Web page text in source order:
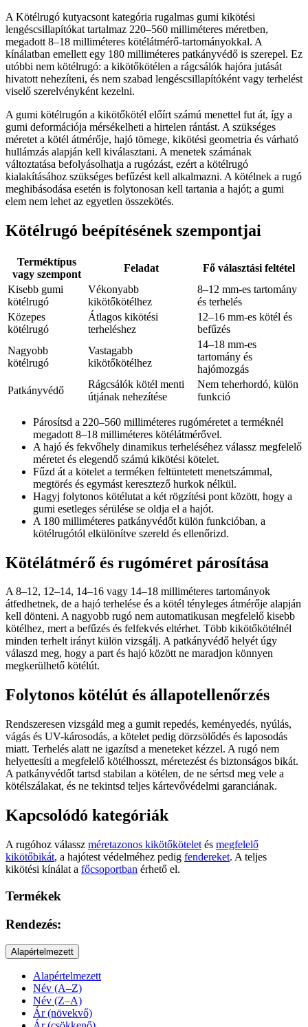
A Kötélrugó kutyacsont kategória rugalmas gumi kikötési
lengéscsillapítókat tartalmaz 220–560 milliméteres méretben,
megadott 8–18 milliméteres kötélátmérő-tartományokkal. A
kínálatban emellett egy 180 milliméteres patkányvédő is szerepel. Ez
utóbbi nem kötélrugó: a kikötőkötélen a rágcsálók hajóra jutását
hivatott nehezíteni, és nem szabad lengéscsillapítóként vagy terhelést
viselő szerelvényként kezelni.
A gumi kötélrugón a kikötőkötél előírt számú menettel fut át, így a
gumi deformációja mérsékelheti a hirtelen rántást. A szükséges
méretet a kötél átmérője, hajó tömege, kikötési geometria és várható
hullámzás alapján kell kiválasztani. A menetek számának
változtatása befolyásolhatja a rugózást, ezért a kötélrugó
kialakításához szükséges befűzést kell alkalmazni. A kötélnek a rugó
meghibásodása esetén is folytonosan kell tartania a hajót; a gumi
elem nem lehet az egyetlen összekötés.
Kötélrugó beépítésének szempontjai
Terméktípus
vagy szempont
Feladat
Fő választási feltétel
Kisebb gumi
kötélrugó
Vékonyabb
kikötőkötélhez
8–12 mm-es tartomány
és terhelés
Közepes
kötélrugó
Átlagos kikötési
terheléshez
12–16 mm-es kötél és
befűzés
Nagyobb
kötélrugó
Vastagabb
kikötőkötélhez
14–18 mm-es
tartomány és
hajómozgás
Patkányvédő
Rágcsálók kötél menti
útjának nehezítése
Nem teherhordó, külön
funkció
Párosítsd a 220–560 milliméteres rugóméretet a terméknél
megadott 8–18 milliméteres kötélátmérővel.
A hajó és fekvőhely dinamikus terheléséhez válassz megfelelő
méretet és elegendő számú kikötési kötelet.
Fűzd át a kötelet a terméken feltüntetett menetszámmal,
megtörés és egymást keresztező hurkok nélkül.
Hagyj folytonos kötélutat a két rögzítési pont között, hogy a
gumi esetleges sérülése se oldja el a hajót.
A 180 milliméteres patkányvédőt külön funkcióban, a
kötélrugótól elkülönítve szereld és ellenőrizd.
Kötélátmérő és rugóméret párosítása
A 8–12, 12–14, 14–16 vagy 14–18 milliméteres tartományok
átfedhetnek, de a hajó terhelése és a kötél tényleges átmérője alapján
kell dönteni. A nagyobb rugó nem automatikusan megfelelő kisebb
kötélhez, mert a befűzés és felfekvés eltérhet. Több kikötőkötélnél
minden terhelt irányt külön vizsgálj. A patkányvédő helyét úgy
válaszd meg, hogy a part és hajó között ne maradjon könnyen
megkerülhető kötélút.
Folytonos kötélút és állapotellenőrzés
Rendszeresen vizsgáld meg a gumit repedés, keményedés, nyúlás,
vágás és UV-károsodás, a kötelet pedig dörzsölődés és laposodás
miatt. Terhelés alatt ne igazítsd a meneteket kézzel. A rugó nem
helyettesíti a megfelelő kötélhosszt, méretezést és biztonságos bikát.
A patkányvédőt tartsd stabilan a kötélen, de ne sértsd meg vele a
kötélszálakat, és ne tekintsd teljes kártevővédelmi garanciának.
Kapcsolódó kategóriák
A rugóhoz válassz méretazonos kikötőkötelet és megfelelő
kikötőbikát, a hajótest védelméhez pedig fendereket. A teljes
kikötési kínálat a főcsoportban érhető el.
Termékek
Rendezés:
Alapértelmezett
Alapértelmezett
Név (A–Z)
Név (Z–A)
Ár (növekvő)